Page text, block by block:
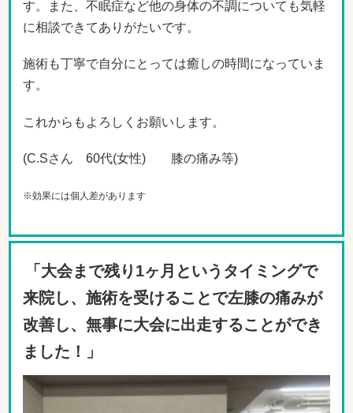
す。また、不眠症など他の身体の不調についても気軽
に相談できてありがたいです。
施術も丁寧で自分にとっては癒しの時間になっていま
す。
これからもよろしくお願いします。
(C.Sさん 60代(女性) 膝の痛み等)
※効果には個人差があります
「大会まで残り1ヶ月というタイミングで
来院し、施術を受けることで左膝の痛みが
改善し、無事に大会に出走することができ
ました！」